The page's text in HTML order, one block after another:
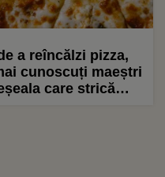
a reîncălzi pizza,
cunoscuți maeștri
care strică